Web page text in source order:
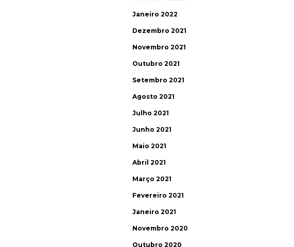
Janeiro 2022
Dezembro 2021
Novembro 2021
Outubro 2021
Setembro 2021
Agosto 2021
Julho 2021
Junho 2021
Maio 2021
Abril 2021
Março 2021
Fevereiro 2021
Janeiro 2021
Novembro 2020
Outubro 2020